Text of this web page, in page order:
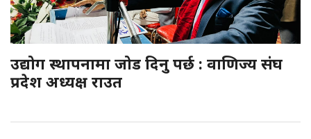
उद्योग स्थापनामा जोड दिनु पर्छ : वाणिज्य संघ
प्रदेश अध्यक्ष राउत